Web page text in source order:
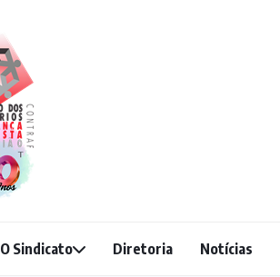
O Sindicato Diretoria Notícias